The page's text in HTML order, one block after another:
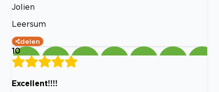
Jolien
Leersum
delen
10
Excellent!!!!